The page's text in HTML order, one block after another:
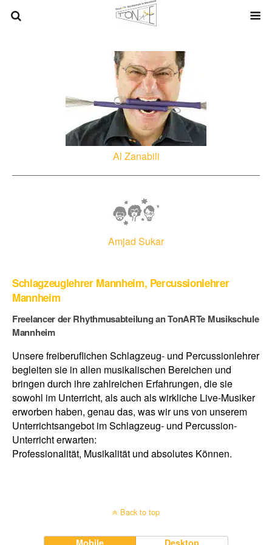
Al Zanabili
Amjad Sukar
Schlagzeuglehrer Mannheim, Percussionlehrer
Mannheim
Freelancer der Rhythmusabteilung an TonARTe Musikschule
Mannheim
Unsere freiberuflichen Schlagzeug- und Percussionlehrer
begleiten sie in allen musikalischen Bereichen und
bringen durch ihre zahlreichen Erfahrungen, die sie
sowohl im Unterricht, als auch als wirkliche Live-Musiker
erworben haben, genau das, was wir uns von unserem
Unterrichtsangebot im Schlagzeug- und Percussion-
Unterricht erwarten:
Professionalität, Musikalität und absolutes Können.
Back to top